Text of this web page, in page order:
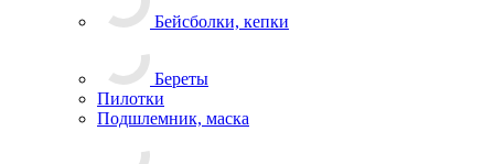
Бейсболки, кепки
Береты
Пилотки
Подшлемник, маска